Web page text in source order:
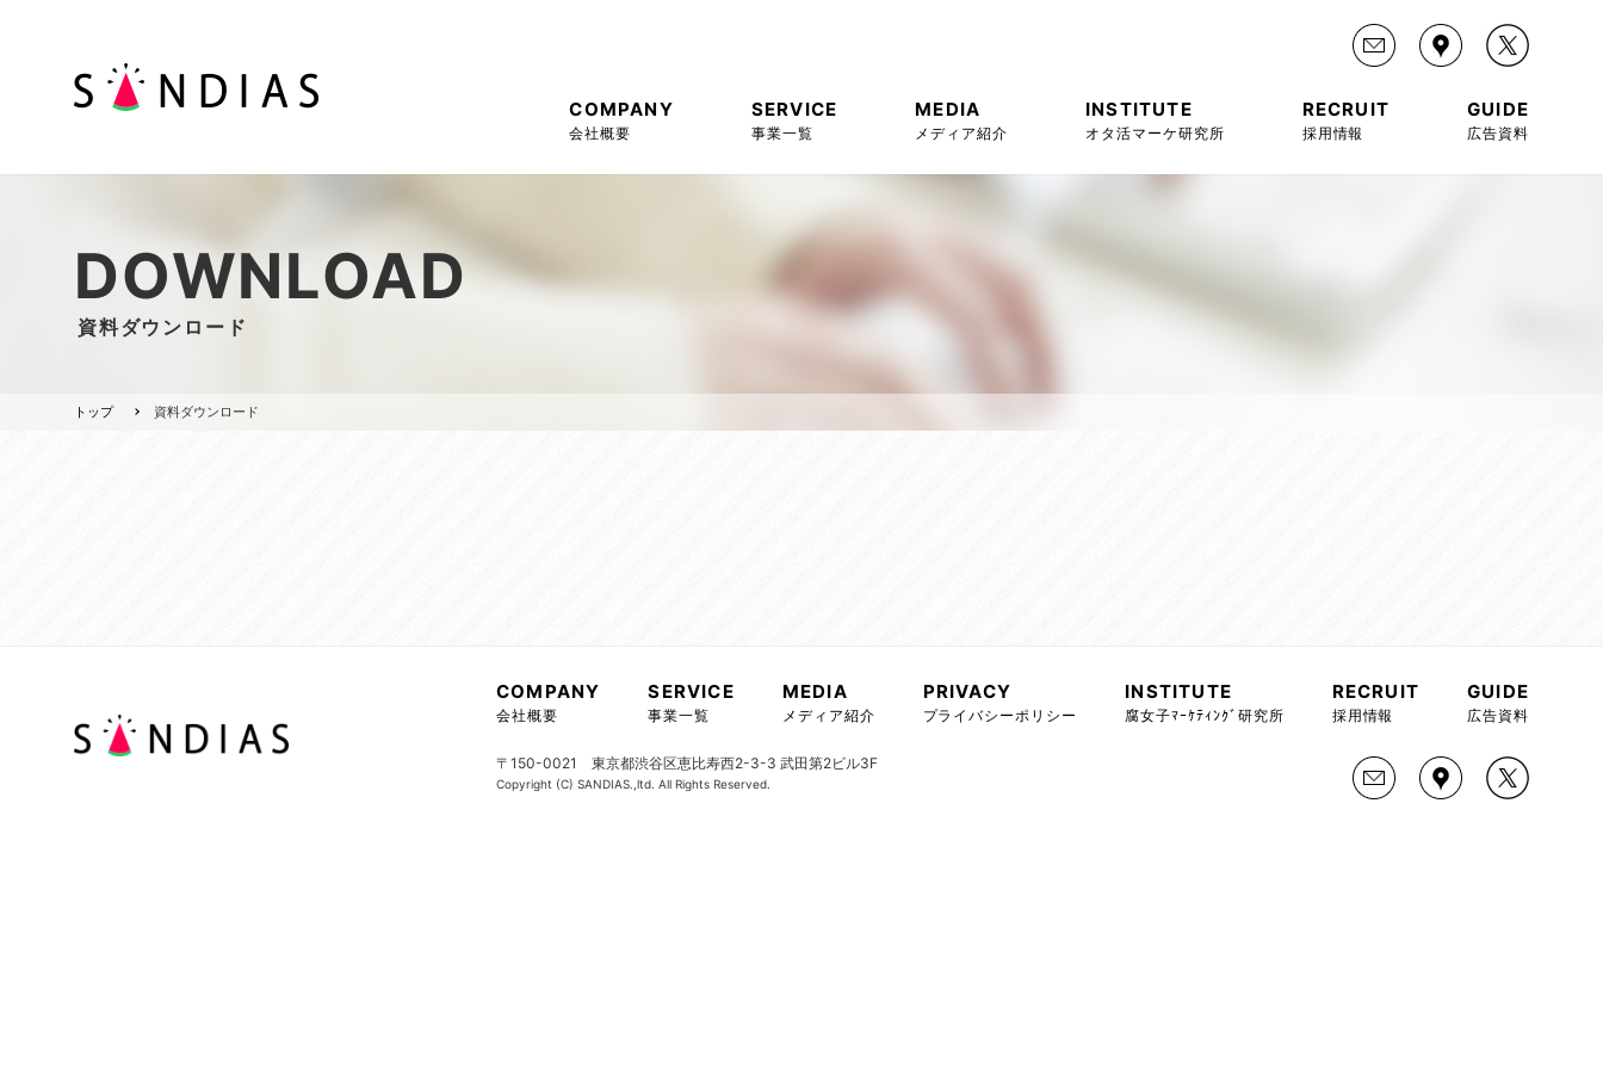
COMPANY
会社概要
SERVICE
事業一覧
MEDIA
メディア紹介
INSTITUTE
オタ活マーケ研究所
RECRUIT
採用情報
GUIDE
広告資料
DOWNLOAD
資料ダウンロード
トップ 資料ダウンロード
COMPANY
会社概要
SERVICE
事業一覧
MEDIA
メディア紹介
PRIVACY
プライバシーポリシー
INSTITUTE
腐女子ﾏｰｹﾃｨﾝｸﾞ研究所
RECRUIT
採用情報
GUIDE
広告資料
〒150-0021 東京都渋谷区恵比寿西2-3-3 武田第2ビル3F
Copyright (C) SANDIAS.,ltd. All Rights Reserved.